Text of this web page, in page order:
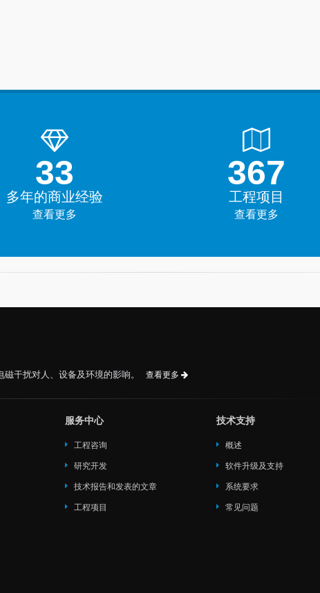
45+
多年的商业经验
查看更多
500+
工程项目
查看更多
干扰对人、设备及环境的影响。 查看更多
服务中心
工程咨询
研究开发
技术报告和发表的文章
工程项目
技术支持
概述
软件升级及支持
系统要求
常见问题